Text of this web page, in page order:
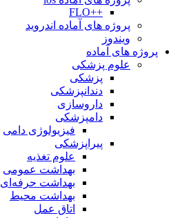
++FLO
پروژه های آماده اندروید
ویندوز
پروژه های آماده
علوم پزشکی
پزشکی
دندانپزشکی
داروسازی
دامپزشکی
فیزیولوژی دامی
پیراپزشکی
علوم تغذیه
بهداشت عمومی
بهداشت حرفه‌ای
بهداشت محیط
اتاق عمل